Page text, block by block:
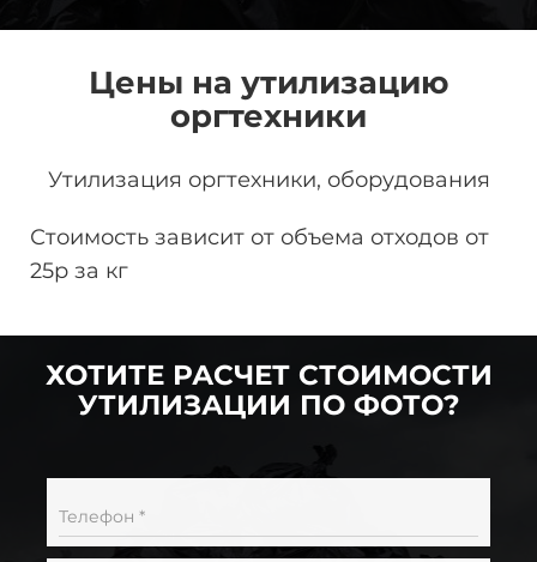
Цены на утилизацию
оргтехники
Утилизация оргтехники, оборудования
Стоимость зависит от объема отходов от
25р за кг
ХОТИТЕ РАСЧЕТ СТОИМОСТИ
УТИЛИЗАЦИИ ПО ФОТО?
Телефон *